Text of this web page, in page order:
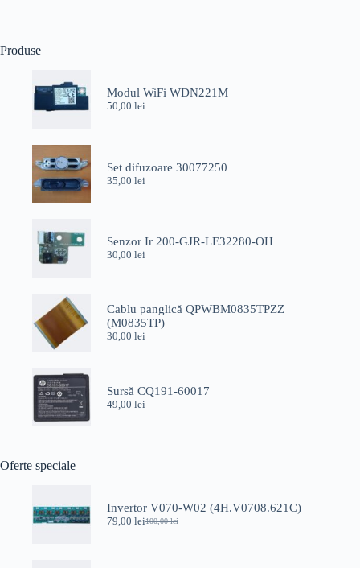
Produse
Modul WiFi WDN221M
50,00 lei
Set difuzoare 30077250
35,00 lei
Senzor Ir 200-GJR-LE32280-OH
30,00 lei
Cablu panglică QPWBM0835TPZZ
(M0835TP)
30,00 lei
Sursă CQ191-60017
49,00 lei
Oferte speciale
Invertor V070-W02 (4H.V0708.621C)
100,00lei
Prețul
79,00 leiPrețul